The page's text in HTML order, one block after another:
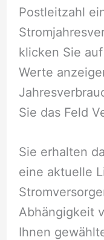
Postleitzahl
klicken Sie
Werte
Sie das Feld
Sie erhalten
eine aktuelle
Abhängigkeit
Ihnen